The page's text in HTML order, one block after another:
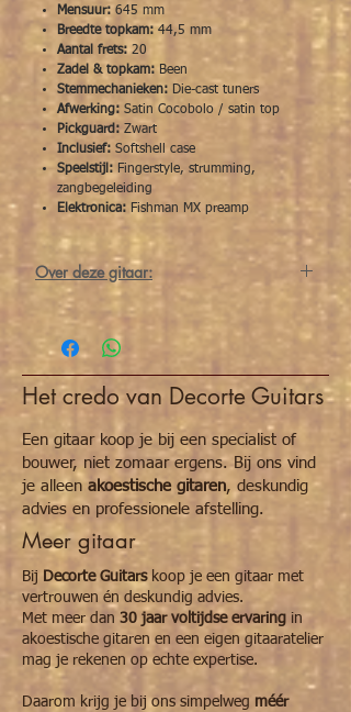
Mensuur: 645 mm
Breedte topkam: 44,5 mm
Aantal frets: 20
Zadel & topkam: Been
Stemmechanieken: Die-cast tuners
Afwerking: Satin Cocobolo / satin top
Pickguard: Zwart
Inclusief: Softshell case
Speelstijl: Fingerstyle, strumming,
zangbegeleiding
Elektronica: Fishman MX preamp
Over deze gitaar:
Martin GPC X2E Cocobolo
veelzijdige Grand Performance gitaar met
cutaway, voorzien van een
sparren bovenbladenCocobolo-pattern HPL
rug en zijkanten. Dit model levert een
heldere, gebalanceerde klank met een
krachtige projectie, strakke bas en
sprankelende hoge tonen.
Dankzij de
X-bracing
reageert de GPC X2E
Cocobolo dynamisch en responsief op elke
aanslag, ideaal voor zowel fingerstyle als
strumming. De cutaway zorgt voor
gemakkelijke toegang tot de hogere frets,
terwijl de mahoniehals metModified Low
Ovalprofiel en satin afwerking een
comfortabele speelervaring biedt.
Met zijn moderne Grand Performance body,
opvallende Cocobolo look en ingebouwde
podiumgebruik, opnames en veelzijdige
Het credo van Decorte Guitars
Een gitaar koop je bij een specialist of
bouwer, niet zomaar ergens. Bij ons vind
je alleen akoestische gitaren, deskundig
advies en professionele afstelling.
Meer gitaar
Bij Decorte Guitarskoop je een gitaar met
vertrouwen én deskundig advies.
Met meer dan 30 jaar voltijdse ervaring in
akoestische gitaren en een eigen gitaaratelier
mag je rekenen op echte expertise.
Daarom krijg je bij ons simpelweg méér